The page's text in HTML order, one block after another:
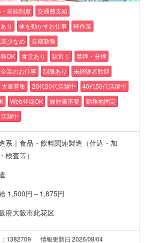
前給制度
交通費支給
り
体を動かすお仕事
軽作業
少なめ
長期勤務
OK
食堂あり 駅近！
禁煙・分煙
業のお仕事 制服あり
未経験者歓迎
大量募集 20代30代活躍中
40代50代活躍中
Web登録OK 履歴書不要
勤務地固定
躍中
系｜食品・飲料関連製造（仕込・加
検査等）
1,500円～1,875円
府大阪市此花区
1382709
情報更新日 2026/08/04